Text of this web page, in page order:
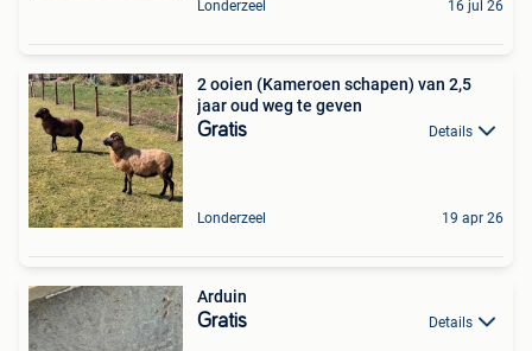
Londerzeel 16 jul 26
2 ooien (Kameroen schapen) van 2,5
jaar oud weg te geven
Gratis Details
Londerzeel 19 apr 26
Arduin
Gratis Details